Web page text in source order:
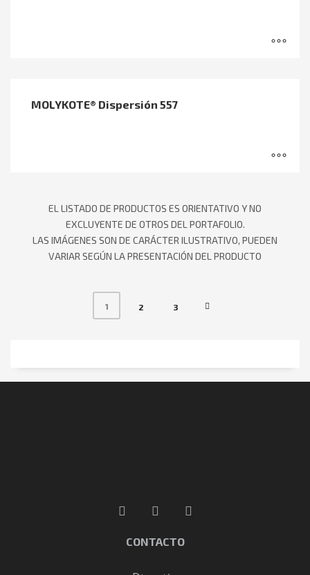
MOLYKOTE® Dispersión 557
EL LISTADO DE PRODUCTOS ES ORIENTATIVO Y NO
EXCLUYENTE DE OTROS DEL PORTAFOLIO.
LAS IMÁGENES SON DE CARÁCTER ILUSTRATIVO, PUEDEN
VARIAR SEGÚN LA PRESENTACIÓN DEL PRODUCTO
1 2 3
CONTACTO